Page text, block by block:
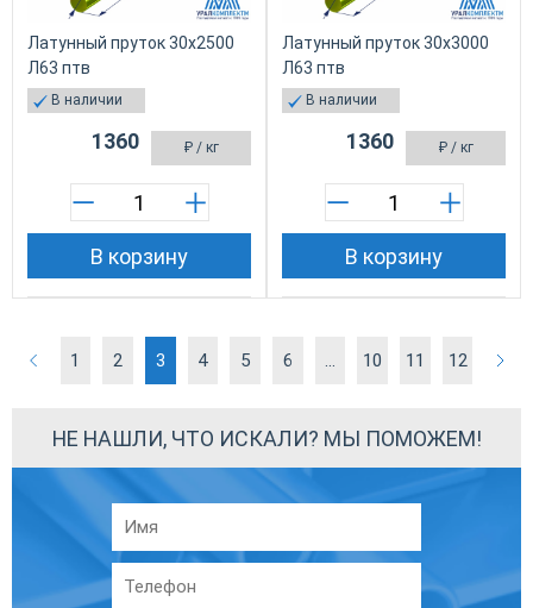
Латунный пруток 30х2500
Л63 птв
В наличии
₽ / кг
1360
В корзину
Латунный пруток 30х3000
Л63 птв
В наличии
₽ / кг
1360
В корзину
1 2 3 4 5 6 ... 10 11 12
НЕ НАШЛИ, ЧТО ИСКАЛИ? МЫ ПОМОЖЕМ!